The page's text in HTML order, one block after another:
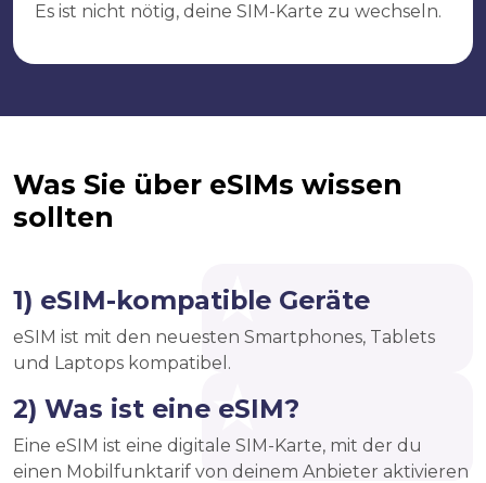
Es ist nicht nötig, deine SIM-Karte zu wechseln.
Was Sie über eSIMs wissen
sollten
1) eSIM-kompatible Geräte
eSIM ist mit den neuesten Smartphones, Tablets
und Laptops kompatibel.
2) Was ist eine eSIM?
Eine eSIM ist eine digitale SIM-Karte, mit der du
einen Mobilfunktarif von deinem Anbieter aktivieren